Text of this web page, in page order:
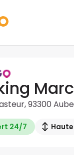
93300
24/7